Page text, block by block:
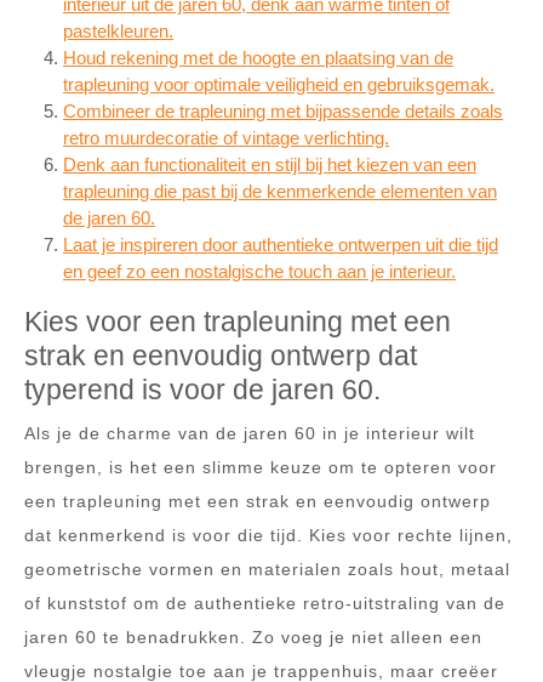
interieur uit de jaren 60, denk aan warme tinten of
pastelkleuren.
Houd rekening met de hoogte en plaatsing van de
trapleuning voor optimale veiligheid en gebruiksgemak.
Combineer de trapleuning met bijpassende details zoals
retro muurdecoratie of vintage verlichting.
Denk aan functionaliteit en stijl bij het kiezen van een
trapleuning die past bij de kenmerkende elementen van
de jaren 60.
Laat je inspireren door authentieke ontwerpen uit die tijd
en geef zo een nostalgische touch aan je interieur.
Kies voor een trapleuning met een
strak en eenvoudig ontwerp dat
typerend is voor de jaren 60.
Als je de charme van de jaren 60 in je interieur wilt
brengen, is het een slimme keuze om te opteren voor
een trapleuning met een strak en eenvoudig ontwerp
dat kenmerkend is voor die tijd. Kies voor rechte lijnen,
geometrische vormen en materialen zoals hout, metaal
of kunststof om de authentieke retro-uitstraling van de
jaren 60 te benadrukken. Zo voeg je niet alleen een
vleugje nostalgie toe aan je trappenhuis, maar creëer